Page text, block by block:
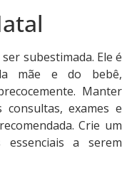
subestimada. Ele é
mãe e do bebê,
Manter
exames e
Crie um
essenciais a serem